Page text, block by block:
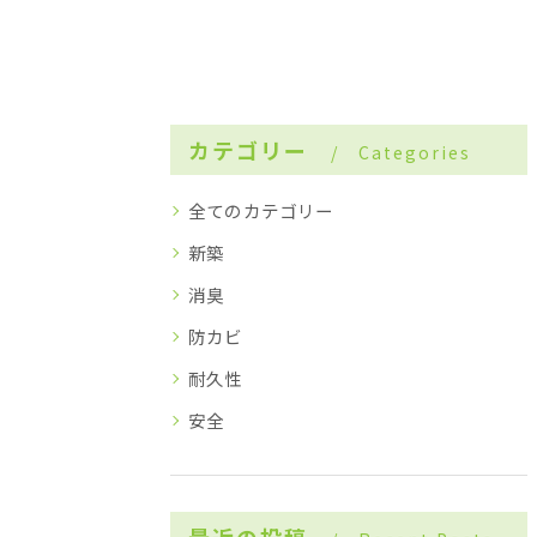
カテゴリー Categories
全てのカテゴリー
新築
消臭
防カビ
耐久性
安全